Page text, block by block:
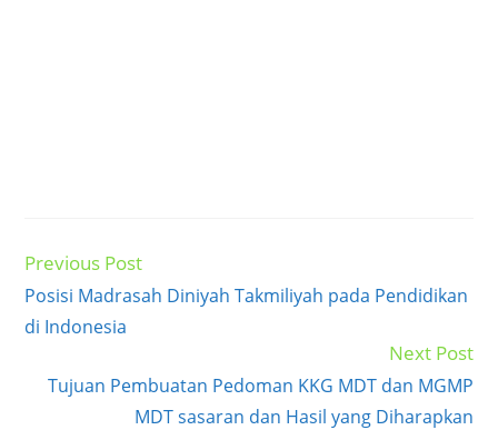
Read
articles
Previous Post
Posisi Madrasah Diniyah Takmiliyah pada Pendidikan
di Indonesia
Next Post
Tujuan Pembuatan Pedoman KKG MDT dan MGMP
MDT sasaran dan Hasil yang Diharapkan